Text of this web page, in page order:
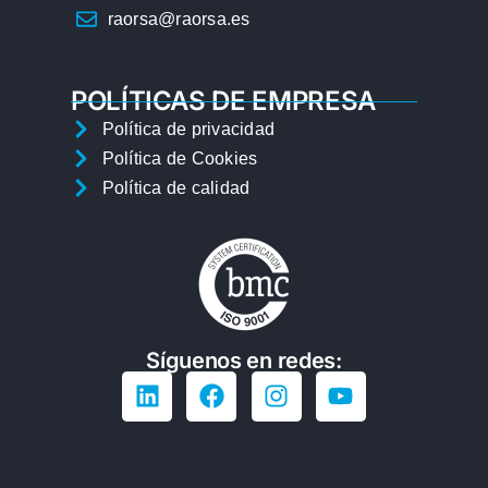
raorsa@raorsa.es
POLÍTICAS DE EMPRESA
Política de privacidad
Política de Cookies
Política de calidad
Síguenos en redes: